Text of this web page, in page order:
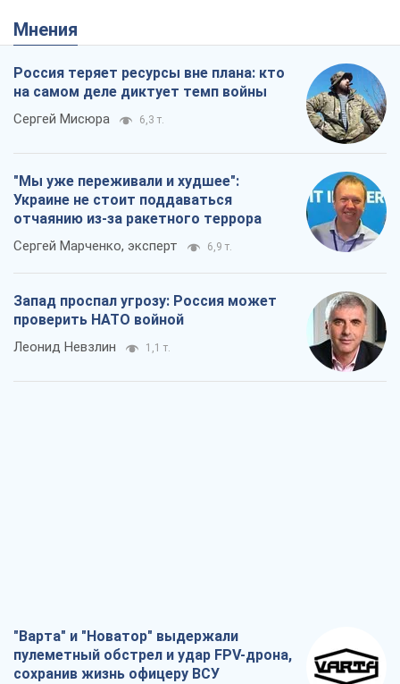
Мнения
Россия теряет ресурсы вне плана: кто
на самом деле диктует темп войны
Сергей Мисюра 6,3 т.
"Мы уже переживали и худшее":
Украине не стоит поддаваться
отчаянию из-за ракетного террора
Сергей Марченко, эксперт 6,9 т.
Запад проспал угрозу: Россия может
проверить НАТО войной
Леонид Невзлин 1,1 т.
"Варта" и "Новатор" выдержали
пулеметный обстрел и удар FPV-дрона,
сохранив жизнь офицеру ВСУ